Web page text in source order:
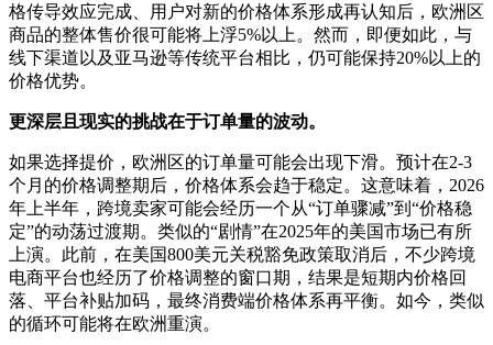
格传导效应完成、用户对新的价格体系形成再认知后，欧洲区
商品的整体售价很可能将上浮5%以上。然而，即便如此，与
线下渠道以及亚马逊等传统平台相比，仍可能保持20%以上的
价格优势。
更深层且现实的挑战在于订单量的波动。
如果选择提价，欧洲区的订单量可能会出现下滑。预计在2-3
个月的价格调整期后，价格体系会趋于稳定。这意味着，2026
年上半年，跨境卖家可能会经历一个从“订单骤减”到“价格稳
定”的动荡过渡期。类似的“剧情”在2025年的美国市场已有所
上演。此前，在美国800美元关税豁免政策取消后，不少跨境
电商平台也经历了价格调整的窗口期，结果是短期内价格回
落、平台补贴加码，最终消费端价格体系再平衡。如今，类似
的循环可能将在欧洲重演。